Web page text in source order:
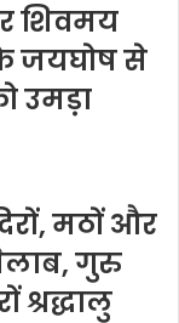
शिवमय
जयघोष से
उमड़ा
मठों और
गुरु
श्रद्धालु